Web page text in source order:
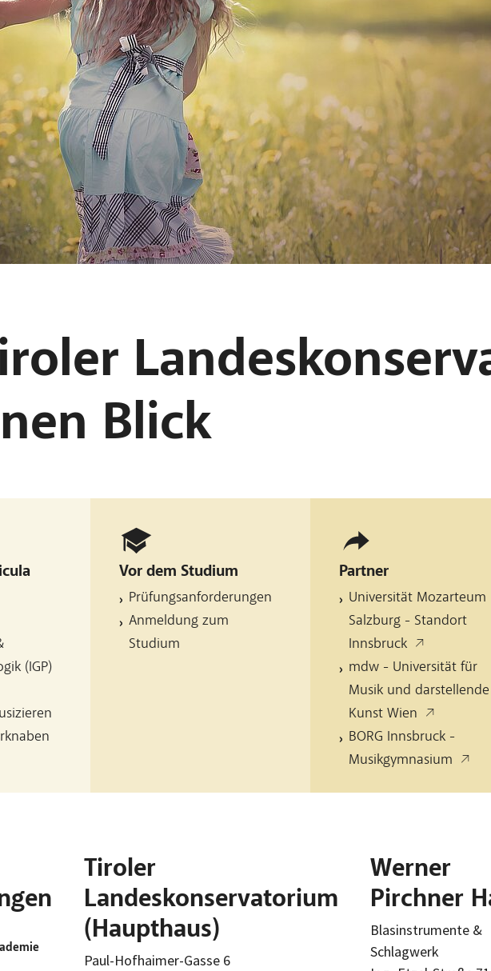
Blick
(IGP)
Vor dem Studium
Prüfungsanforderungen
Anmeldung zum
Studium
Partner
Universität Mozarteum
Salzburg - Standort
Innsbruck
mdw - Universität für
Musik und darstellende
Kunst Wien
BORG Innsbruck -
Musikgymnasium
Tiroler
Landeskonservatorium
(Haupthaus)
Paul-Hofhaimer-Gasse 6
Werner
Pirchner
Blasinstrumente &
Schlagwerk